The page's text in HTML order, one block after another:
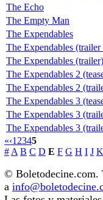
The Echo
The Empty Man
The Expendables
The Expendables (trailer
The Expendables (trailer)
The Expendables 2
The Expendables 2
The Expendables 3
The Expendables 3
The Expendables 3
«‹1 2345
# A B C D E F G H I J K
© Boletodecine.com.
a